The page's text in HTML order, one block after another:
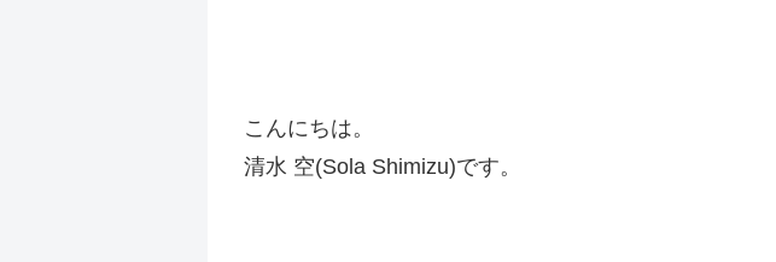
こんにちは。
清水 空(Sola Shimizu)です。